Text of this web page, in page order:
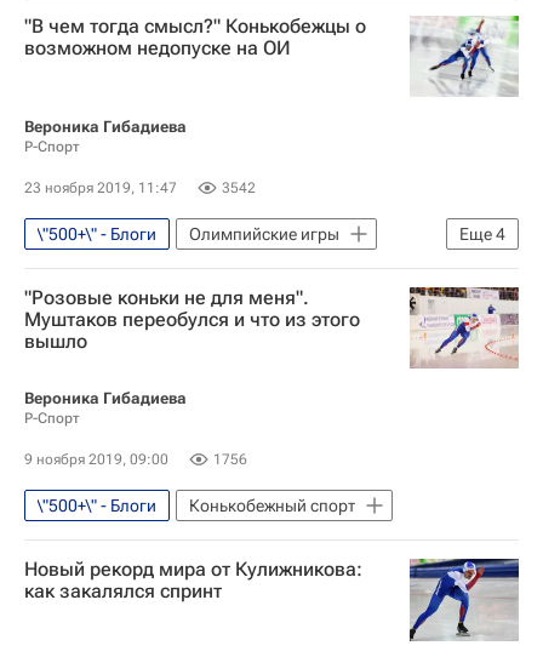
"В чем тогда смысл?" Конькобежцы о
возможном недопуске на ОИ
Вероника Гибадиева
Р-Спорт
23 ноября 2019, 11:47 3542
Еще4
\"500+\" - Блоги
Олимпийские игры
Конькобежный спорт
Допинг
РУСАДА
"Розовые коньки не для меня".
Муштаков переобулся и что из этого
вышло
Вероника Гибадиева
Р-Спорт
9 ноября 2019, 09:00 1756
\"500+\" - Блоги Конькобежный спорт
Новый рекорд мира от Кулижникова:
как закалялся спринт